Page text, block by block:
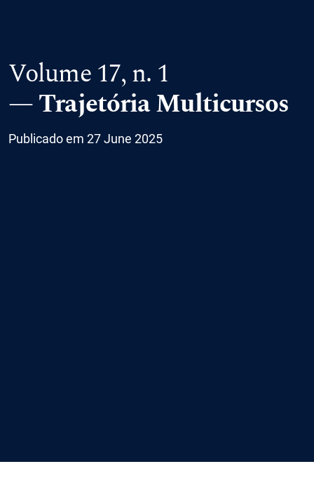
Volume 17,n. 1
Trajetória Multicursos
Publicado em 27 June 2025